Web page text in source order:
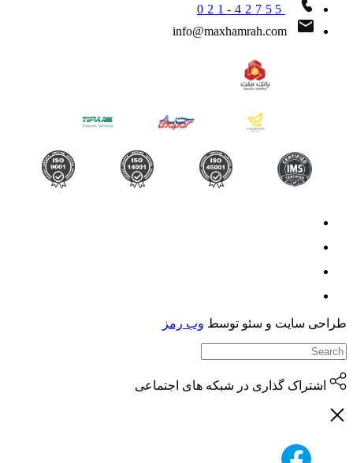
021-42755
info@maxhamrah.com
سایت و سئو توسطوب رمز
اشتراک گذاری در شبکه های اجتماعی